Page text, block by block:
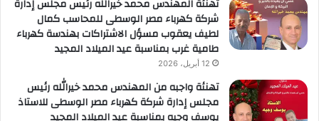
تهنئة المهندس محمد خيرالله رئيس مجلس إدارة
شركة كهرباء مصر الوسطى للمحاسب كمال
لطيف يعقوب مسؤل الاشتراكات بهندسة كهرباء
طامية غرب بمناسبة عيد الميلاد المجيد
12 أبريل، 2026
تهنئة واجبه من المهندس محمد خيرالله رئيس
مجلس إدارة شركة كهرباء مصر الوسطى للاستاذ
يوسف وجيه بمناسبة عيد الميلاد المجيد